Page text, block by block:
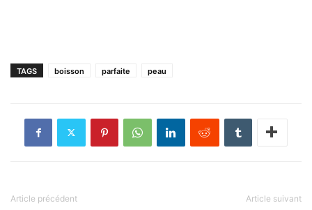
TAGS boisson parfaite peau
Article précédent Article suivant